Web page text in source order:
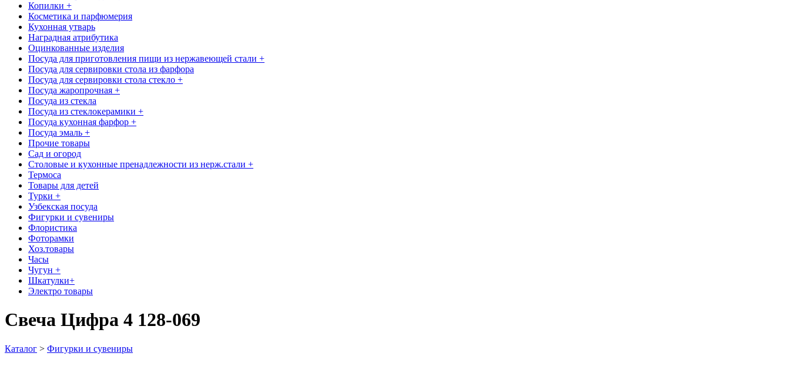
Копилки +
Косметика и парфюмерия
Кухонная утварь
Наградная атрибутика
Оцинкованные изделия
Посуда для приготовления пищи из нержавеющей стали +
Посуда для сервировки стола из фарфора
Посуда для сервировки стола стекло +
Посуда жаропрочная +
Посуда из стекла
Посуда из стеклокерамики +
Посуда кухонная фарфор +
Посуда эмаль +
Прочие товары
Сад и огород
Столовые и кухонные пренадлежности из нерж.стали +
Термоса
Товары для детей
Турки +
Узбекская посуда
Фигурки и сувениры
Флористика
Фоторамки
Хоз.товары
Часы
Чугун +
Шкатулки+
Электро товары
Свеча Цифра 4 128-069
Каталог > Фигурки и сувениры